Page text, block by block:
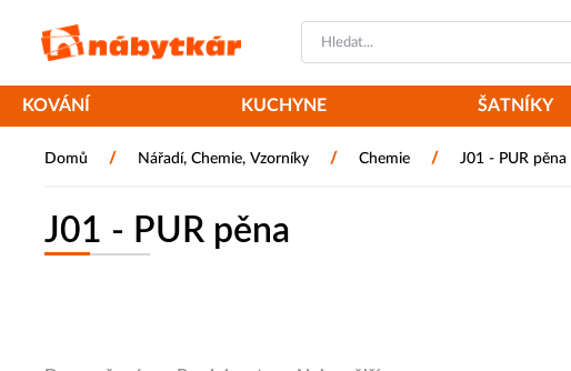
KOVÁNÍ KUCHYNE ŠATNÍKY
Domů / Nářadí, Chemie, Vzorníky / Chemie / J01 - PUR pěna
J01 - PUR pěna